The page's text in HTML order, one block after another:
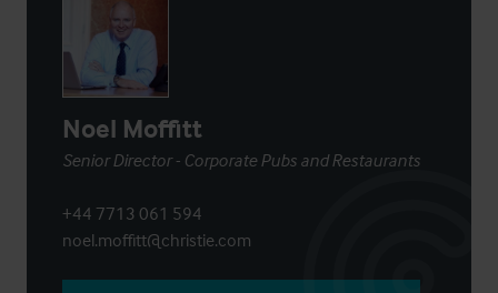
Noel Moffitt
Senior Director - Corporate Pubs and Restaurants
+44 7713 061 594
noel.moffitt@christie.com